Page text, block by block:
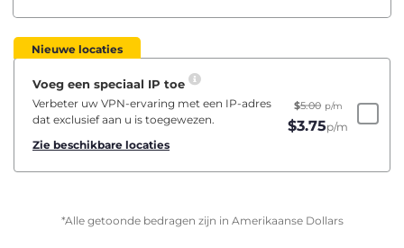
Nieuwe locaties
Voeg een speciaal IP toe
Verbeter uw VPN-ervaring met een IP-adres
dat exclusief aan u is toegewezen.
Zie beschikbare locaties
$5.00 p/m
$3.75p/m
*Alle getoonde bedragen zijn in Amerikaanse Dollars